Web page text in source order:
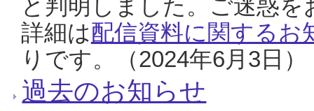
と判明しました。ご迷惑
詳細は配信資料に関するお
りです。（2024年6月3日）
過去のお知らせ